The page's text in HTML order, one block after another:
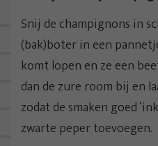
Snij de champignons in
(bak)boter in een
komt lopen en ze een
dan de zure room bij en
zodat de smaken goed
zwarte peper toevoegen.